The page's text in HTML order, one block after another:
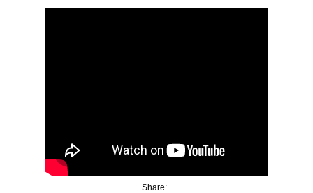
Share: